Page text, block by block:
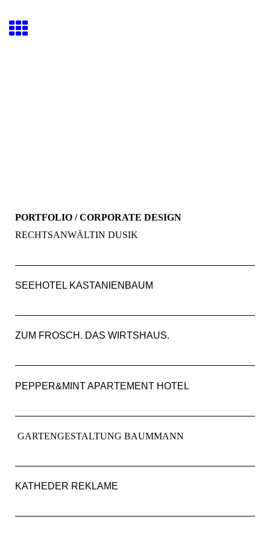
PORTFOLIO / CORPORATE DESIGN
RECHTSANWÄLTIN DUSIK
SEEHOTEL KASTANIENBAUM
ZUM FROSCH. DAS WIRTSHAUS.
PEPPER&MINT APARTEMENT HOTEL
GARTENGESTALTUNG BAUMMANN
KATHEDER REKLAME